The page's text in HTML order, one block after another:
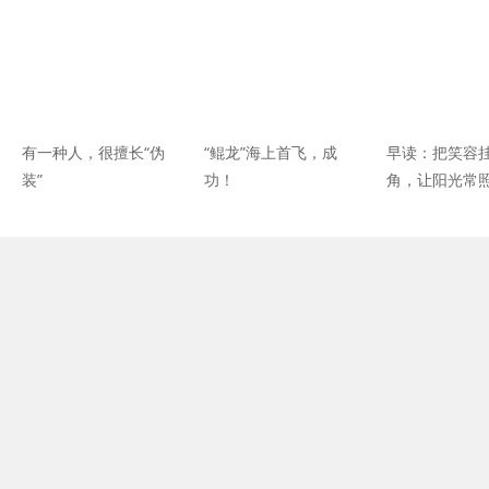
有一种人，很擅长“伪
装”
“鲲龙”海上首飞，成
功！
早读：把笑容
角，让阳光常